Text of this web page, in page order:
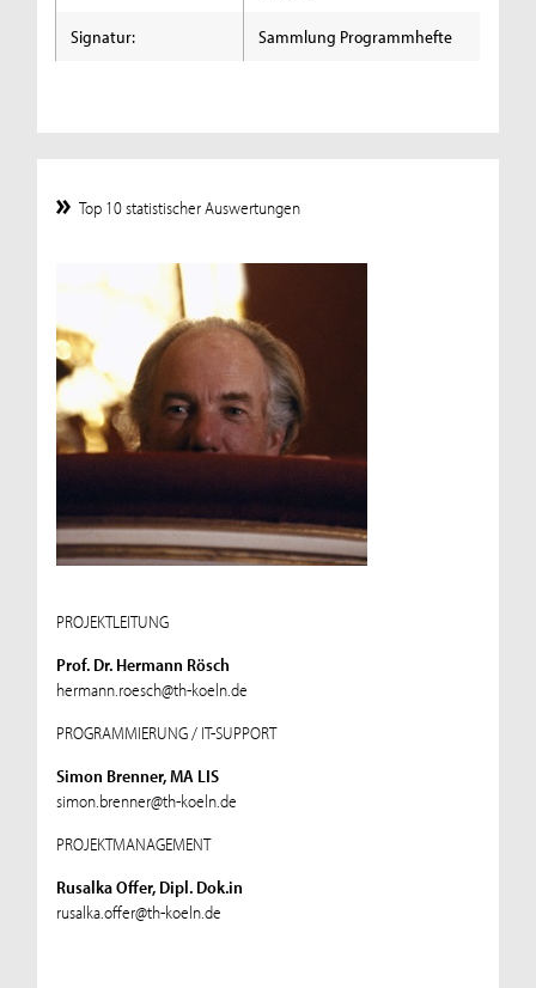
Signatur: Sammlung Programmhefte
Top 10 statistischer Auswertungen
PROJEKTLEITUNG
Prof. Dr. Hermann Rösch
hermann.roesch@th-koeln.de
PROGRAMMIERUNG / IT-SUPPORT
Simon Brenner, MA LIS
simon.brenner@th-koeln.de
PROJEKTMANAGEMENT
Rusalka Offer, Dipl. Dok.in
rusalka.offer@th-koeln.de